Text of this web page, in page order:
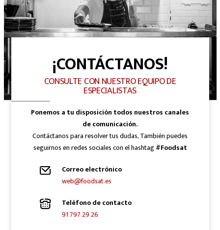
¡CONTÁCTANOS!
CONSULTE CON NUESTRO EQUIPO DE
ESPECIALISTAS
Ponemos a tu disposición todos nuestros canales
de comunicación.
Contáctanos para resolver tus dudas, También puedes
seguirnos en redes sociales con el hashtag#Foodsat
Correo electrónico
web@foodsat.es
Teléfono de contacto
91 797 29 26